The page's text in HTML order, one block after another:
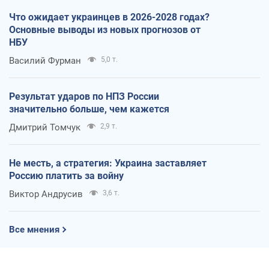
Что ожидает украинцев в 2026-2028 годах?
Основные выводы из новых прогнозов от
НБУ
Василий Фурман 5,0 т.
Результат ударов по НПЗ России
значительно больше, чем кажется
Дмитрий Томчук 2,9 т.
Не месть, а стратегия: Украина заставляет
Россию платить за войну
Виктор Андрусив 3,6 т.
Все мнения